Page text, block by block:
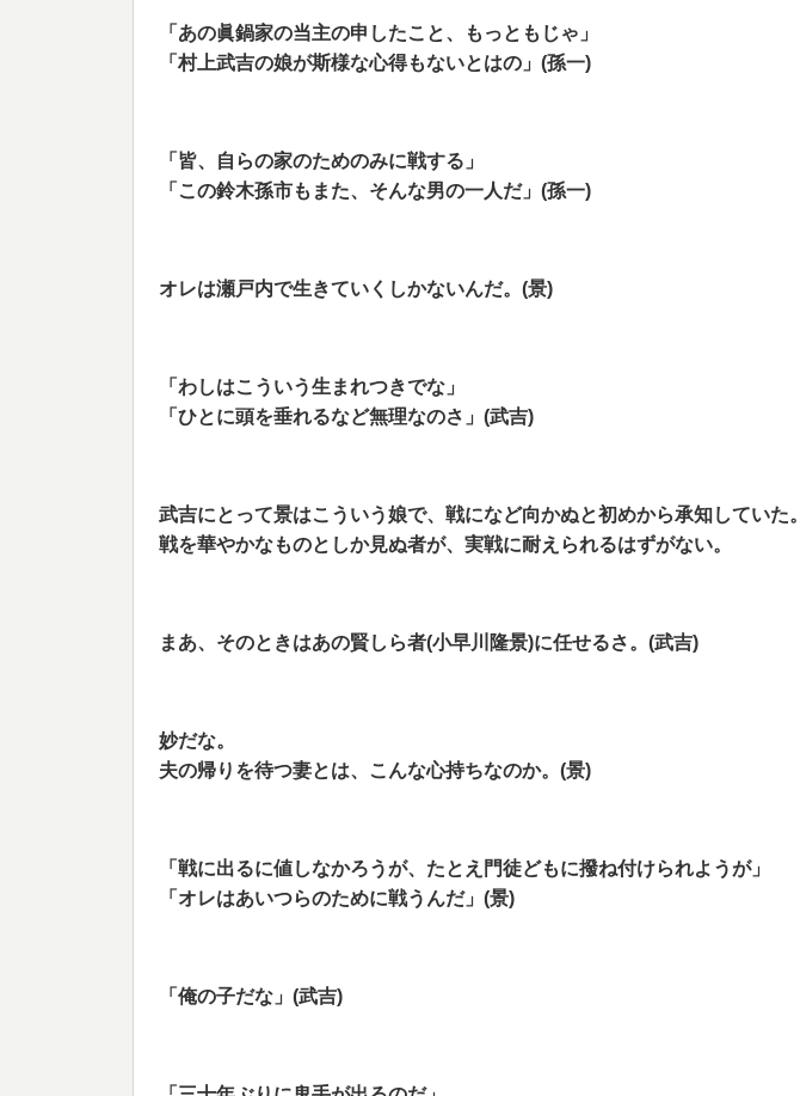
「あの眞鍋家の当主の申したこと、もっともじゃ」
「 村上武吉の娘が斯様な心得もないとはの」(孫一)
「皆、自らの家のためのみに戦する」
「 この鈴木孫市もまた、そんな男の一人だ」(孫一)
オレは瀬戸内で生きていくしかないんだ。(景)
「わしはこういう生まれつきでな」
「ひとに頭を垂れるなど無理なのさ」(武吉)
武吉にとって景はこういう娘で、戦になど向かぬと初めから承知していた。
戦を華やかなものとしか見ぬ者が、実戦に耐えられるはずがない。
まあ、そのときはあの賢しら者(小早川隆景)に任せるさ。(武吉)
妙だな。
夫の帰りを待つ妻とは、こんな心持ちなのか。(景)
「戦に出るに値しなかろうが、たとえ門徒どもに撥ね付けられようが」
「オレはあいつらのために戦うんだ」(景)
「俺の子だな」(武吉)